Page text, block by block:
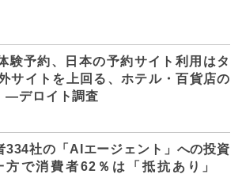
験予約、日本の予約サイト利用はタ
サイトを上回る、ホテル・百貨店の
デロイト調査
334社の「AIエージェント」への投資
方で消費者62％は「抵抗あり」